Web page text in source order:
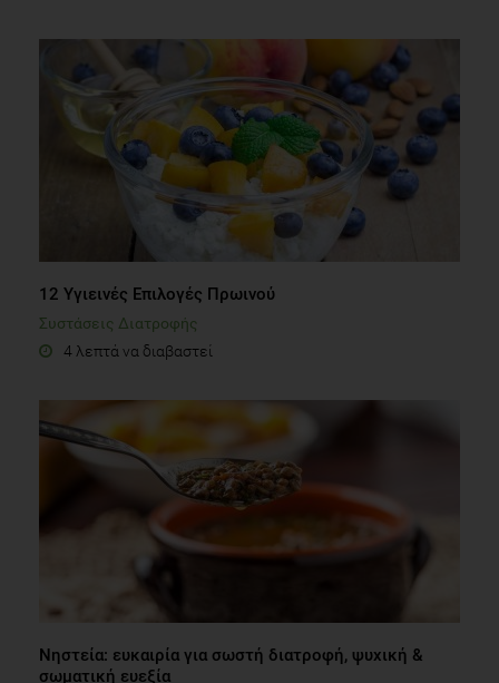
12 Υγιεινές Επιλογές Πρωινού
Συστάσεις Διατροφής
4 λεπτά να διαβαστεί
Νηστεία: ευκαιρία για σωστή διατροφή, ψυχική &
σωματική ευεξία